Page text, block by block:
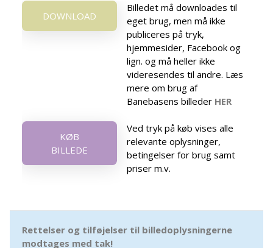
DOWNLOAD
Billedet må downloades til
eget brug, men må ikke
publiceres på tryk,
hjemmesider, Facebook og
lign. og må heller ikke
videresendes til andre. Læs
mere om brug af
Banebasens billeder HER
KØB
BILLEDE
Ved tryk på køb vises alle
relevante oplysninger,
betingelser for brug samt
priser m.v.
Rettelser og tilføjelser til billedoplysningerne
modtages med tak!